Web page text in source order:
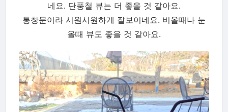
네요. 단풍철 뷰는 더 좋을 것 같아요.
통창문이라 시원시원하게 잘보이네요. 비올때나 눈
올때 뷰도 좋을 것 같아요.